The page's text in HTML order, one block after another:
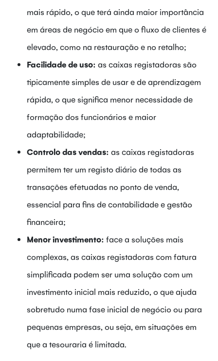
mais rápido, o que terá ainda maior importância
em áreas de negócio em que o fluxo de clientes é
elevado, como na restauração e no retalho;
Facilidade de uso: as caixas registadoras são
tipicamente simples de usar e de aprendizagem
rápida, o que significa menor necessidade de
formação dos funcionários e maior
adaptabilidade;
Controlo das vendas: as caixas registadoras
permitem ter um registo diário de todas as
transações efetuadas no ponto de venda,
essencial para fins de contabilidade e gestão
financeira;
Menor investimento: face a soluções mais
complexas, as caixas registadoras com fatura
simplificada podem ser uma solução com um
investimento inicial mais reduzido, o que ajuda
sobretudo numa fase inicial de negócio ou para
pequenas empresas, ou seja, em situações em
que a tesouraria é limitada.